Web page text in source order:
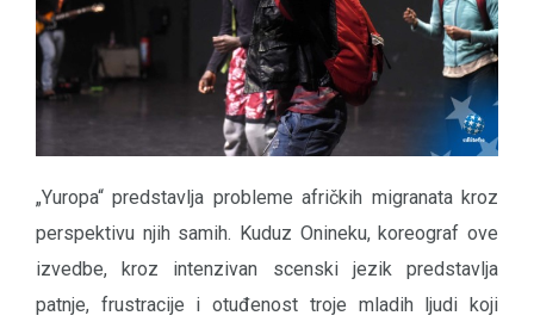
„Yuropa“ predstavlja probleme afričkih migranata kroz
perspektivu njih samih. Kuduz Onineku, koreograf ove
izvedbe, kroz intenzivan scenski jezik predstavlja
patnje, frustracije i otuđenost troje mladih ljudi koji